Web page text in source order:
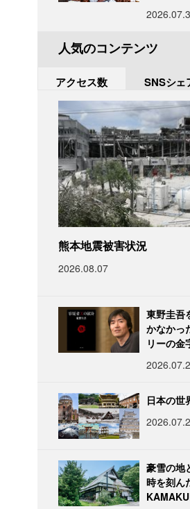
人気のコンテンツ
アクセス数 SNSシェ
熊本地震被害状況
2026.08.07
東野圭吾
かなかっ
リーの金
日本の世
豪雪の地
時を刻ん